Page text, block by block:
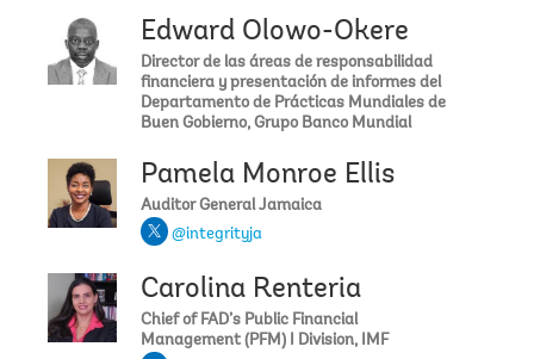
Edward Olowo-Okere
Director de las áreas de responsabilidad
financiera y presentación de informes del
Departamento de Prácticas Mundiales de
Buen Gobierno, Grupo Banco Mundial
Pamela Monroe Ellis
Auditor General Jamaica
@integrityja
Carolina Renteria
Chief of FAD’s Public Financial
Management (PFM) I Division, IMF